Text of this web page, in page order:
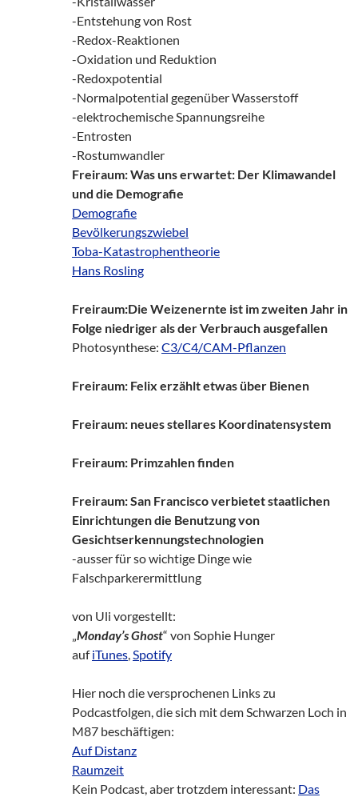
-Entstehung von Rost
-Redox-Reaktionen
-Oxidation und Reduktion
-Redoxpotential
-Normalpotential gegenüber Wasserstoff
-elektrochemische Spannungsreihe
-Entrosten
-Rostumwandler
Freiraum: Was uns erwartet: Der Klimawandel
und die Demografie
Demografie
Bevölkerungszwiebel
Toba-Katastrophentheorie
Hans Rosling
Freiraum:Die Weizenernte ist im zweiten Jahr in
Folge niedriger als der Verbrauch ausgefallen
Photosynthese: C3/C4/CAM-Pflanzen
Freiraum: Felix erzählt etwas über Bienen
Freiraum: neues stellares Koordinatensystem
Freiraum: Primzahlen finden
Freiraum: San Francisco verbietet staatlichen
Einrichtungen die Benutzung von
Gesichtserkennungstechnologien
-ausser für so wichtige Dinge wie
Falschparkerermittlung
von Uli vorgestellt:
„Monday’s Ghost“ von Sophie Hunger
aufiTunes,Spotify
Hier noch die versprochenen Links zu
Podcastfolgen, die sich mit dem Schwarzen Loch in
M87 beschäftigen:
Auf Distanz
Raumzeit
Kein Podcast, aber trotzdem interessant: Das